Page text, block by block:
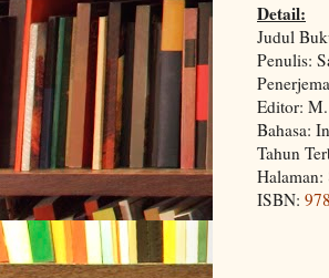
Detail:
Judul
Penulis:
Editor:
Bahasa:
Tahun
Halaman:
ISBN: